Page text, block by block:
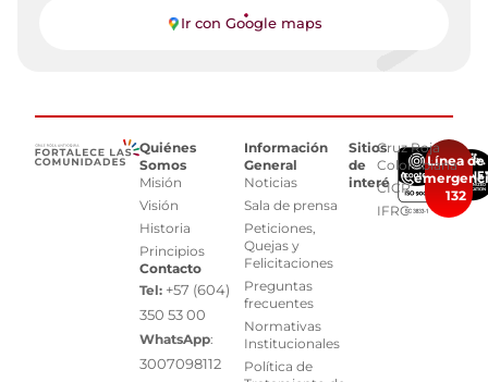
Ir con Google maps
Quiénes
Somos
Misión
Visión
Historia
Principios
Contacto
Tel: +57 (604)
350 53 00
WhatsApp:
3007098112
Información
General
Noticias
Sala de prensa
Peticiones,
Quejas y
Felicitaciones
Preguntas
frecuentes
Normativas
Institucionales
Política de
Sitios
de
interés
Cruz Roja
Colombiana
CICR
IFRC
Línea de
132